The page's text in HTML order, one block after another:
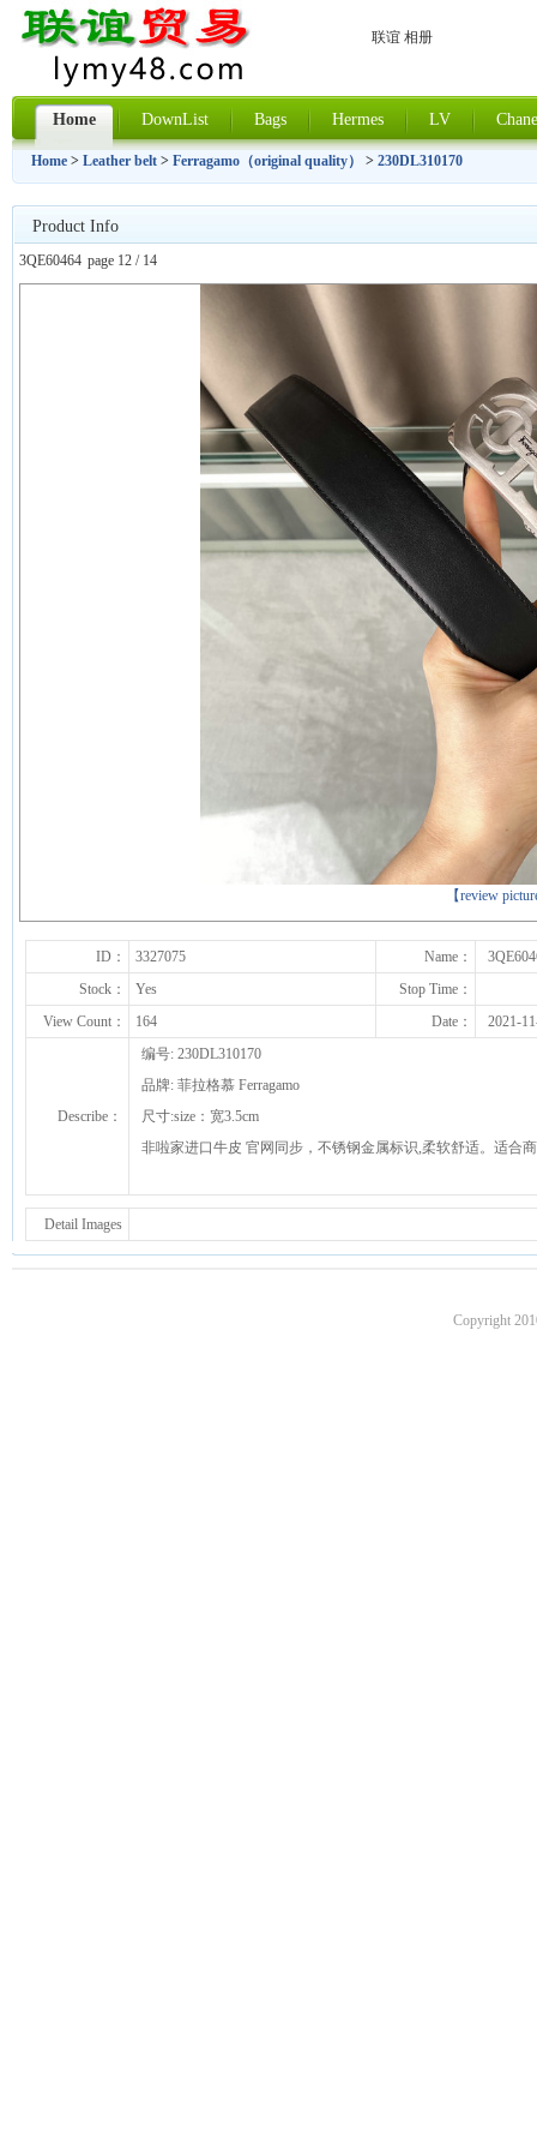
联谊 相册
Home DownList Bags Hermes LV
Home > Leather belt > Ferragamo（original quality） > 230DL310170
Product Info
3QE60464 page 12 / 14
【review
下一张
ID： 3327075 Name：
Stock：
Yes
Stop Time：
View Count：
164 Date： 2021-
Describe：
编号: 230DL310170
品牌: 菲拉格慕 Ferragamo
尺寸:size：宽3.5cm
非啦家进口牛皮 官网同步，不锈钢金属标识,柔软舒适。适合
Detail Images
Copyright